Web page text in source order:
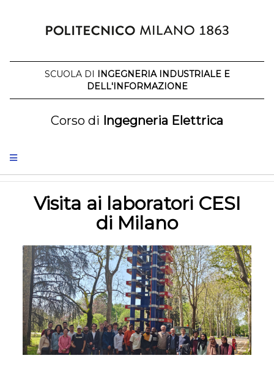
SCUOLA DI INGEGNERIA INDUSTRIALE E
DELL'INFORMAZIONE
Corso di Ingegneria Elettrica
Visita ai laboratori CESI
di Milano